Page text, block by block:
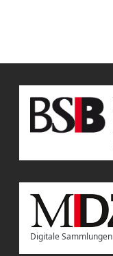
Digitale Sammlungen